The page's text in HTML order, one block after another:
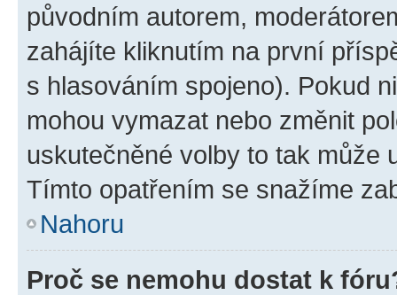
původním autorem,
zahájíte kliknutím na první
s hlasováním spojeno). Pokud
mohou vymazat nebo změnit
uskutečněné volby to tak může
Tímto opatřením se snažíme
Nahoru
Proč se nemohu dostat k